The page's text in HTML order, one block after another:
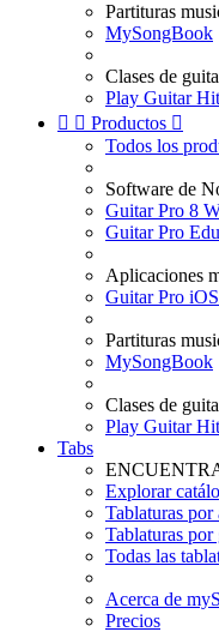
Partituras
MySongBook
Clases de
Play Guitar
  Productos 
Todos los
Software de
Guitar Pro 8
Guitar Pro
Aplicaciones
Guitar Pro
Partituras
MySongBook
Clases de
Play Guitar
Tabs
Explorar
Tablaturas por
Tablaturas por
Todas las
Acerca de
Precios